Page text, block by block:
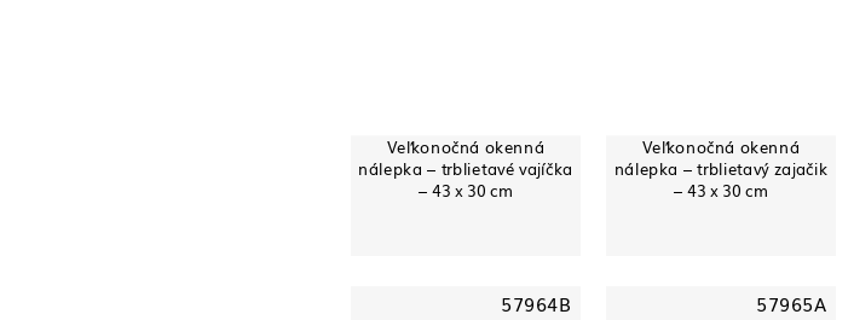
Veľkonočná okenná
nálepka – trblietavé vajíčka
– 43 x 30 cm
Veľkonočná okenná
nálepka – trblietavý zajačik
– 43 x 30 cm
57964B 57965A